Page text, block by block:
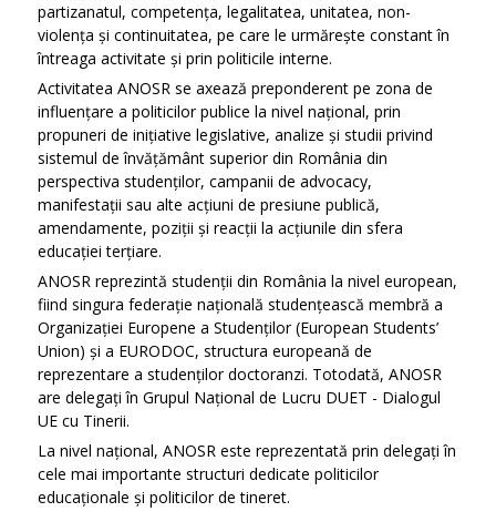
partizanatul, competența, legalitatea, unitatea, non-
violența și continuitatea, pe care le urmărește constant în
întreaga activitate și prin politicile interne.
Activitatea ANOSR se axează preponderent pe zona de
influențare a politicilor publice la nivel național, prin
propuneri de inițiative legislative, analize și studii privind
sistemul de învățământ superior din România din
perspectiva studenților, campanii de advocacy,
manifestații sau alte acțiuni de presiune publică,
amendamente, poziții și reacții la acțiunile din sfera
educației terțiare.
ANOSR reprezintă studenții din România la nivel european,
fiind singura federație națională studențească membră a
Organizației Europene a Studenților (European Students’
Union) și a EURODOC, structura europeană de
reprezentare a studenților doctoranzi. Totodată, ANOSR
are delegați în Grupul Național de Lucru DUET - Dialogul
UE cu Tinerii.
La nivel național, ANOSR este reprezentată prin delegați în
cele mai importante structuri dedicate politicilor
educaționale și politicilor de tineret.